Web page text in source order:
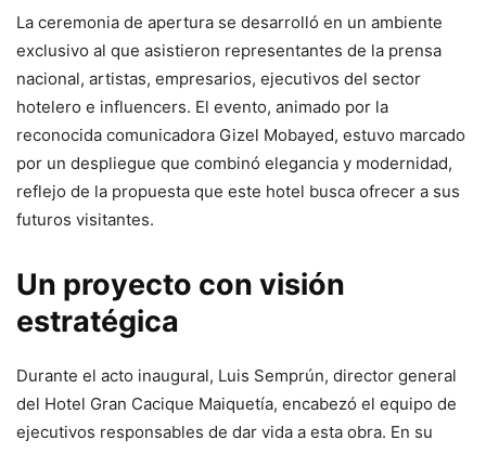
La ceremonia de apertura se desarrolló en un ambiente
exclusivo al que asistieron representantes de la prensa
nacional, artistas, empresarios, ejecutivos del sector
hotelero e influencers. El evento, animado por la
reconocida comunicadora Gizel Mobayed, estuvo marcado
por un despliegue que combinó elegancia y modernidad,
reflejo de la propuesta que este hotel busca ofrecer a sus
futuros visitantes.
Un proyecto con visión
estratégica
Durante el acto inaugural, Luis Semprún, director general
del Hotel Gran Cacique Maiquetía, encabezó el equipo de
ejecutivos responsables de dar vida a esta obra. En su